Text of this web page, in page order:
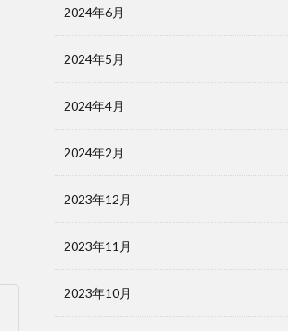
2024年6月
2024年5月
2024年4月
2024年2月
2023年12月
2023年11月
2023年10月